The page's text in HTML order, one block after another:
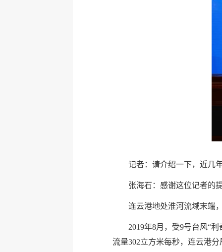
记者：请介绍一下，近几
张海石：感谢这位记者的
连云港地处淮河流域末端
2019年8月，受9号台风“
流量302立方米每秒，连云港